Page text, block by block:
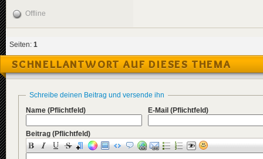
Offline
Seiten: 1
SCHNELLANTWORT AUF DIESES THEMA
Schreibe deinen Beitrag und versende ihn
Name (Pflichtfeld) E-Mail (Pflichtfeld)
Beitrag (Pflichtfeld)